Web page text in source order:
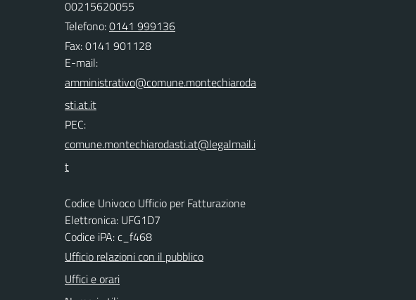
00215620055
Telefono:0141 999136
Fax: 0141 901128
E-mail:
PEC:
Codice Univoco Ufficio per Fatturazione
Elettronica: UFG1D7
Codice iPA: c_f468
Ufficio relazioni con il pubblico
Uffici e orari